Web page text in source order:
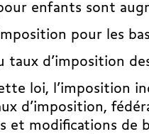
enfants sont
pour les
taux d’imposition
loi, l’imposition
d’imposition,
et modifications de